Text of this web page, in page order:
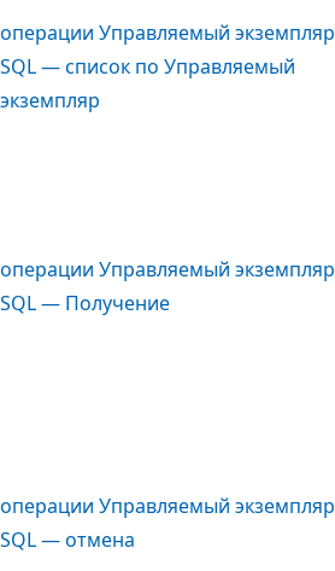
операции Управляемый экземпляр
SQL — список по Управляемый
экземпляр
операции Управляемый экземпляр
SQL — Получение
операции Управляемый экземпляр
SQL — отмена